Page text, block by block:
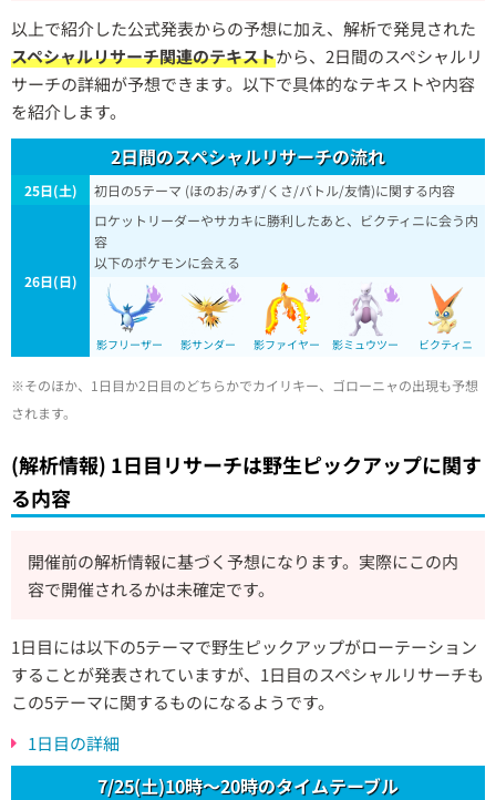
以上で紹介した公式発表からの予想に加え、解析で発見された
スペシャルリサーチ関連のテキストから、2日間のスペシャルリ
サーチの詳細が予想できます。以下で具体的なテキストや内容
を紹介します。
2日間のスペシャルリサーチの流れ
25日(土) 初日の5テーマ (ほのお/みず/くさ/バトル/友情)に関する内容
26日(日)
ロケットリーダーやサカキに勝利したあと、ビクティニに会う内
容
以下のポケモンに会える
影フリーザー 影サンダー 影ファイヤー 影ミュウツー ビクティニ
※そのほか、1日目か2日目のどちらかでカイリキー、ゴローニャの出現も予想
されます。
(解析情報) 1日目リサーチは野生ピックアップに関す
る内容
開催前の解析情報に基づく予想になります。実際にこの内
容で開催されるかは未確定です。
1日目には以下の5テーマで野生ピックアップがローテーション
することが発表されていますが、1日目のスペシャルリサーチも
この5テーマに関するものになるようです。
1日目の詳細
7/25(土)10時〜20時のタイムテーブル